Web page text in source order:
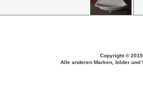
Copyright ©
Alle anderen Marken, bilder und